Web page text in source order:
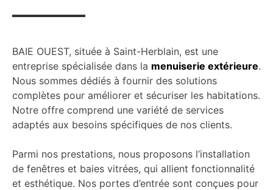
BAIE OUEST, située à Saint-Herblain, est une
entreprise spécialisée dans la menuiserie extérieure.
Nous sommes dédiés à fournir des solutions
complètes pour améliorer et sécuriser les habitations.
Notre offre comprend une variété de services
adaptés aux besoins spécifiques de nos clients.
Parmi nos prestations, nous proposons l’installation
de fenêtres et baies vitrées, qui allient fonctionnalité
et esthétique. Nos portes d’entrée sont conçues pour